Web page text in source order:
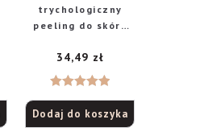
trychologiczny
peeling do skóry
5.00na 5
34,49 zł
Dodaj do koszyka